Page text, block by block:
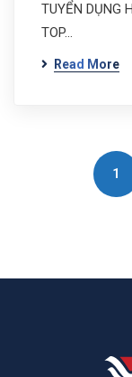
TUYỂN DỤNG
TOP…
Read More
1